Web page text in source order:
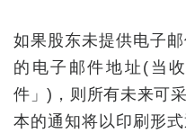
如果股东未提供电子
的电子邮件地址(当
件」)，则所有未来可
本的通知将以印刷形